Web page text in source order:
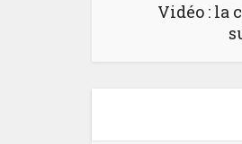
Vidéo : la